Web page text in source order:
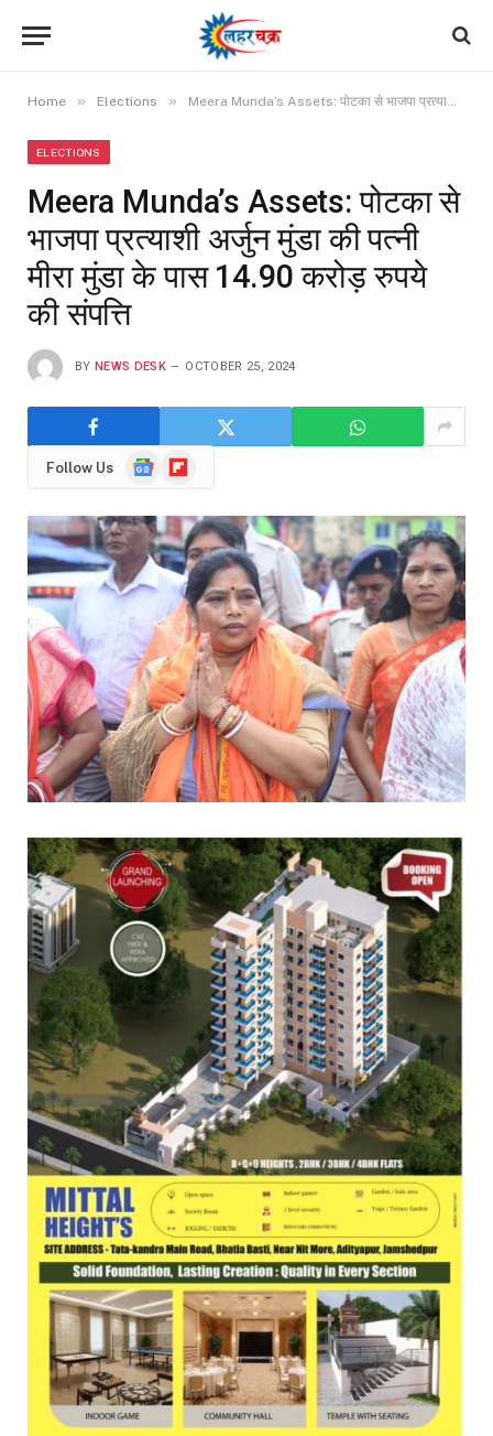
Home » Elections » Meera Munda’s Assets: पोटका से भाजपा प्रत्याशी अर्जुन मुंडा की पत्नी मीरा मुंडा के पास 14.90 करोड़ रुपये की संपत्ति
ELECTIONS
Meera Munda’s Assets: पोटका से
भाजपा प्रत्याशी अर्जुन मुंडा की पत्नी
मीरा मुंडा के पास 14.90 करोड़ रुपये
की संपत्ति
BY NEWS DESK OCTOBER 25, 2024
Follow Us
GoogleFlipboard